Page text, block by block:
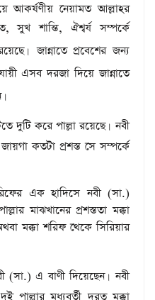
আকর্ষণীয় নেয়ামত আল্লাহর
সুখ শান্তি, ঐশ্বর্য সম্পর্কে
।
জান্নাতে প্রবেশের জন্য
এসব দরজা দিয়ে জান্নাতে
।
দুটি করে পাল্লা রয়েছে। নবী
কতটা প্রশস্ত সে সম্পর্কে
এক হাদিসে নবী (সা.)
মাঝখানের প্রশস্ততা মক্কা
মক্কা শরিফ থেকে সিরিয়ার
এ বাণী দিয়েছেন। নবী
পাল্লার মধ্যবর্তী দূরত্ব মক্কা